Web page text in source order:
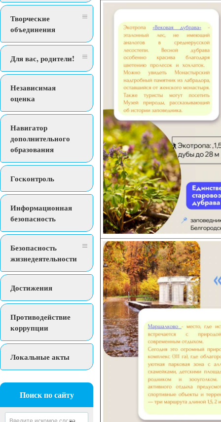
Творческие
объединения
Для вас, родители!
Независимая
оценка
Навигатор
дополнительного
образования
Госконтроль
Информационная
безопасность
Безопасность
жизнедеятельности
Достижения
Противодействие
коррупции
Локальные акты
Поиск по сайту